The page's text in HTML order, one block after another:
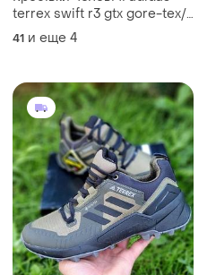
terrex swift r3 gtx gore-tex/
кроссовки мужские адидас
террекс
41 и еще 4